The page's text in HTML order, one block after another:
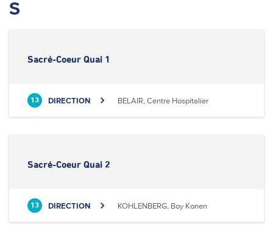
S
Sacré-Coeur Quai 1
13 DIRECTION BELAIR, Centre Hospitalier
Sacré-Coeur Quai 2
13 DIRECTION KOHLENBERG, Boy Konen